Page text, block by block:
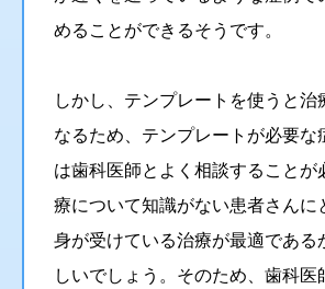
めることができるそうです。
しかし、テンプレートを使うと治
なるため、テンプレートが必要な
は歯科医師とよく相談することが
療について知識がない患者さんに
身が受けている治療が最適である
しいでしょう。そのため、歯科医